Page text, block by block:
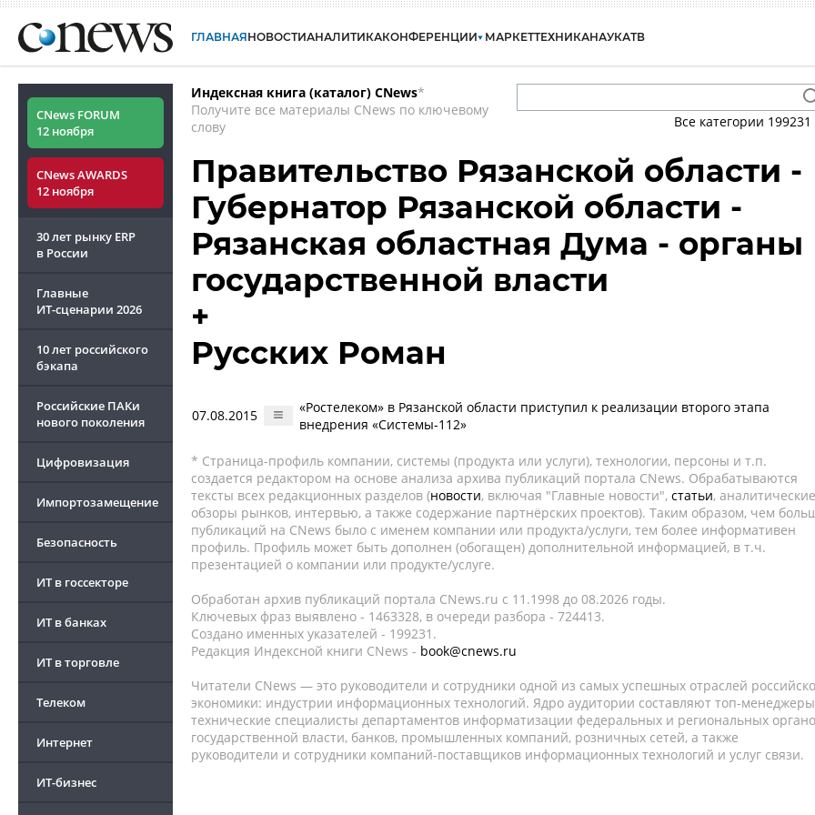
ГЛАВНАЯНОВОСТИАНАЛИТИКАКОНФЕРЕНЦИИ МАРКЕТТЕХНИКАНАУКАТВ
CNews FORUM
12 ноября
CNews AWARDS
12 ноября
30 лет рынку ERP
в России
Главные
ИТ-сценарии 2026
10 лет российского
бэкапа
Российские ПАКи
нового поколения
Цифровизация
Импортозамещение
Безопасность
ИТ в госсекторе
ИТ в банках
ИТ в торговле
Телеком
Интернет
ИТ-бизнес
Индексная книга (каталог) CNews*
Получите все материалы CNews по ключевому
слову
Все категории 199231
Правительство Рязанской области -
Губернатор Рязанской области -
Рязанская областная Дума - органы
государственной власти
+
Русских Роман
07.08.2015
«Ростелеком» в Рязанской области приступил к реализации второго этапа
внедрения «Системы-112»
* Страница-профиль компании, системы (продукта или услуги), технологии, персоны и т.п.
создается редактором на основе анализа архива публикаций портала CNews. Обрабатываются
тексты всех редакционных разделов (новости, включая "Главные новости", статьи, аналитические
обзоры рынков, интервью, а также содержание партнёрских проектов). Таким образом, чем
публикаций на CNews было с именем компании или продукта/услуги, тем более информативен
профиль. Профиль может быть дополнен (обогащен) дополнительной информацией, в т.ч.
презентацией о компании или продукте/услуге.
Обработан архив публикаций портала CNews.ru c 11.1998 до 08.2026 годы.
Ключевых фраз выявлено - 1463328, в очереди разбора - 724413.
Создано именных указателей - 199231.
Редакция Индексной книги CNews - book@cnews.ru
Читатели CNews — это руководители и сотрудники одной из самых успешных отраслей
экономики: индустрии информационных технологий. Ядро аудитории составляют топ-
технические специалисты департаментов информатизации федеральных и региональных
государственной власти, банков, промышленных компаний, розничных сетей, а также
руководители и сотрудники компаний-поставщиков информационных технологий и услуг связи.